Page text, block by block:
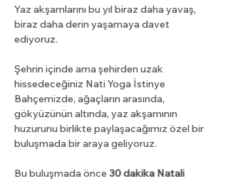
Yaz akşamlarını bu yıl biraz daha yavaş,
biraz daha derin yaşamaya davet
ediyoruz.
Şehrin içinde ama şehirden uzak
hissedeceğiniz Nati Yoga İstinye
Bahçemizde, ağaçların arasında,
gökyüzünün altında, yaz akşamının
huzurunu birlikte paylaşacağımız özel bir
buluşmada bir araya geliyoruz.
Bu buluşmada önce 30 dakika Natali